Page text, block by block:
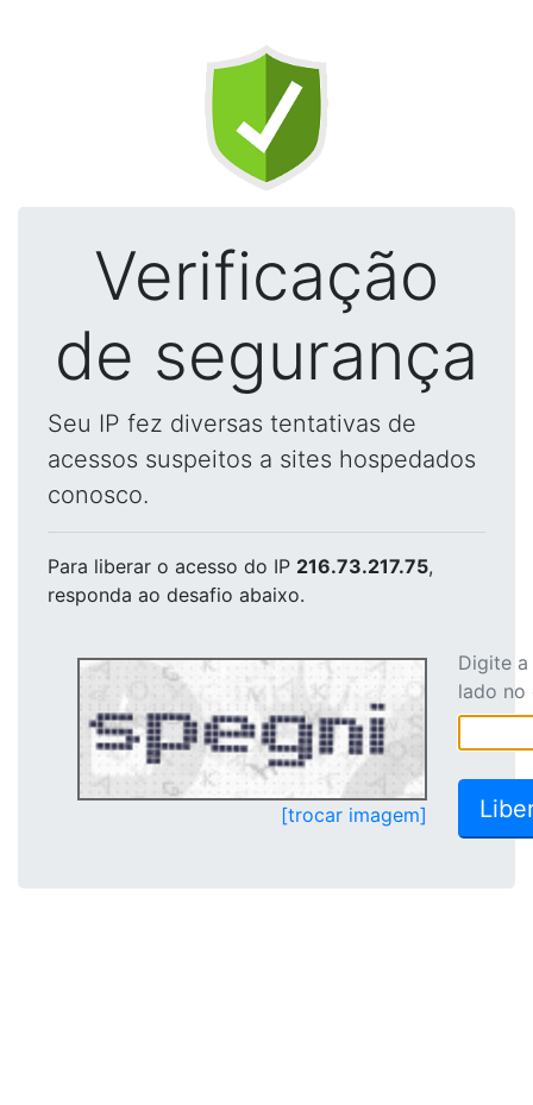
Verificação
de segurança
Seu IP fez diversas tentativas de
acessos suspeitos a sites hospedados
conosco.
Para liberar o acesso do IP 216.73.217.75,
responda ao desafio abaixo.
[trocar imagem]
Digite
lado no